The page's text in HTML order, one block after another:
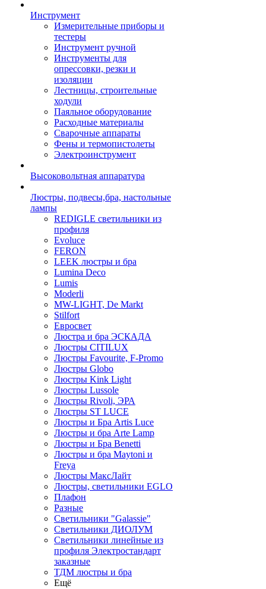
Инструмент
Измерительные приборы и
тестеры
Инструмент ручной
Инструменты для
опрессовки, резки и
изоляции
Лестницы, строительные
ходули
Паяльное оборудование
Расходные материалы
Сварочные аппараты
Фены и термопистолеты
Электроинструмент
Высоковольтная аппаратура
Люстры, подвесы,бра, настольные
лампы
REDIGLE светильники из
профиля
Evoluce
FERON
LEEK люстры и бра
Lumina Deco
Lumis
Moderli
MW-LIGHT, De Markt
Stilfort
Евросвет
Люстра и бра ЭСКАДА
Люстры CITILUX
Люстры Favourite, F-Promo
Люстры Globo
Люстры Kink Light
Люстры Lussole
Люстры Rivoli, ЭРА
Люстры ST LUCE
Люстры и Бра Artis Luce
Люстры и бра Arte Lamp
Люстры и Бра Benetti
Люстры и бра Maytoni и
Freya
Люстры МаксЛайт
Люстры, светильники EGLO
Плафон
Разные
Светильники "Galassie"
Светильники ДИОЛУМ
Светильники линейные из
профиля Электростандарт
заказные
ТДМ люстры и бра
Ещё